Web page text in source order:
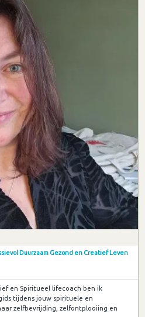
Duurzaam Gezond en Creatief Leven
en Spiritueel lifecoach ben ik
tijdens jouw spirituele en
zelfbevrijding, zelfontplooiing en